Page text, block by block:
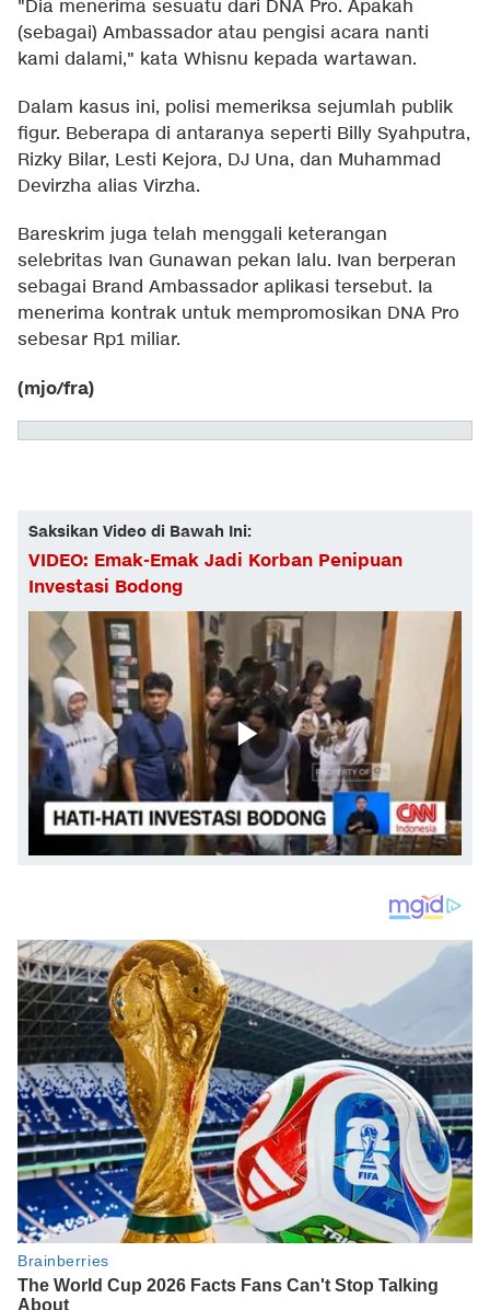
"Dia menerima sesuatu dari DNA Pro. Apakah
(sebagai) Ambassador atau pengisi acara nanti
kami dalami," kata Whisnu kepada wartawan.
Dalam kasus ini, polisi memeriksa sejumlah publik
figur. Beberapa di antaranya seperti Billy Syahputra,
Rizky Bilar, Lesti Kejora, DJ Una, dan Muhammad
Devirzha alias Virzha.
Bareskrim juga telah menggali keterangan
selebritas Ivan Gunawan pekan lalu. Ivan berperan
sebagai Brand Ambassador aplikasi tersebut. Ia
menerima kontrak untuk mempromosikan DNA Pro
sebesar Rp1 miliar.
(mjo/fra)
Saksikan Video di Bawah Ini:
VIDEO: Emak-Emak Jadi Korban Penipuan
Investasi Bodong